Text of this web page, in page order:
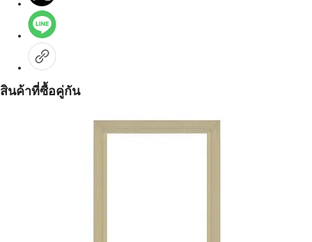
สินค้าที่ซื้อคู่กัน